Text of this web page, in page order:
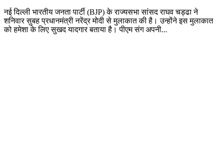
नई दिल्ली भारतीय जनता पार्टी (BJP) के राज्यसभा सांसद राघव चड्ढा ने
शनिवार सुबह प्रधानमंत्री नरेंद्र मोदी से मुलाकात की है। उन्होंने इस मुलाकात
को हमेशा के लिए सुखद यादगार बताया है। पीएम संग अपनी...